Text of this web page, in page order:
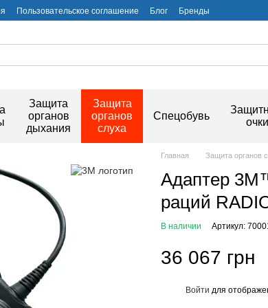
Пользовательское соглашение Блог Бренды
Защита
органов
дыхания
Защита
органов
слуха
Спецобувь
очки
Главная Защита органов
Адаптер
раций
В наличии Артикул:
36 067 грн
Войти для